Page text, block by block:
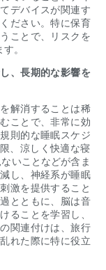
デバイスが関連す
ださい。特に保育
ことで、リスクを
。
、長期的な影響を
解消することは稀
ことで、非常に効
則的な睡眠スケジ
、涼しく快適な寝​​
いことなどが含ま
し、神経系が睡眠
激を提供すること
とともに、脳は音
ることを学習し、
関連付けは、旅行
れた際に特に役立